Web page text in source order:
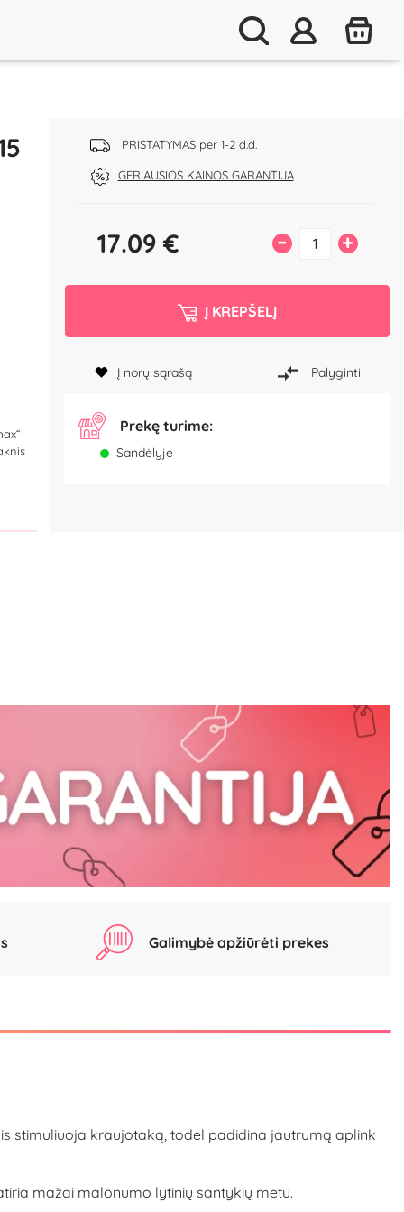
PRISTATYMAS per 1-2 d.d.
GERIAUSIOS KAINOS GARANTIJA
17.09€ – +
Į KREPŠELĮ
Į norų sąrašą Palyginti
Prekę turime:
Sandėlyje
Galimybė apžiūrėti prekes
stimuliuoja kraujotaką, todėl padidina jautrumą aplink
mažai malonumo lytinių santykių metu.